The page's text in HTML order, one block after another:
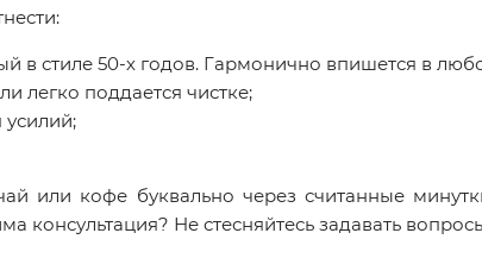
стиле 50-х годов. Гармонично впишется в
легко поддается чистке;
или кофе буквально через считанные
консультация? Не стесняйтесь задавать